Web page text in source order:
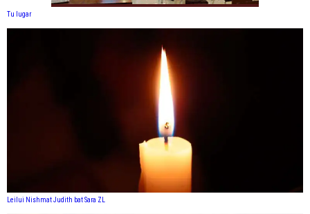
Tu lugar
Leilui Nishmat Judith bat Sara ZL